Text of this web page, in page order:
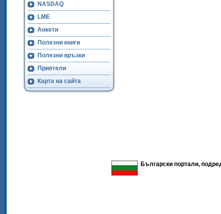
NASDAQ
LME
Анкети
Полезни книги
Полезни връзки
Приятели
Карта на сайта
Български портали,